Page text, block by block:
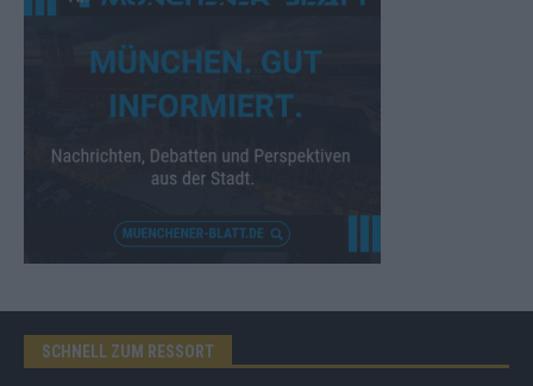
SCHNELL ZUM RESSORT